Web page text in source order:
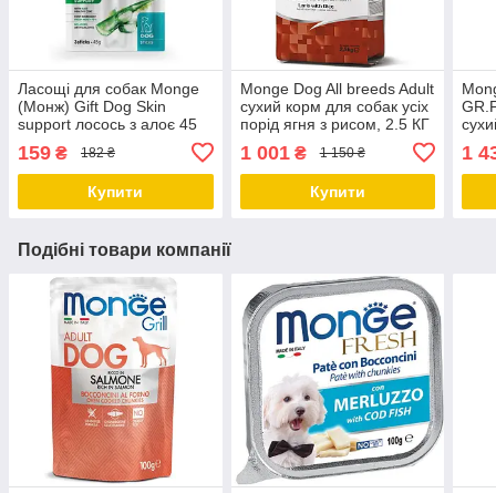
Ласощі для собак Monge
(Монж) Gift Dog Skin
support лосось з алоє 45
159 ₴ 182 ₴
Купити
Monge Dog All breeds Adult
сухий корм для собак усіх
порід ягня з рисом, 2.5 КГ
1 001₴ 1 150 ₴
Купити
1
Подібні товари компанії